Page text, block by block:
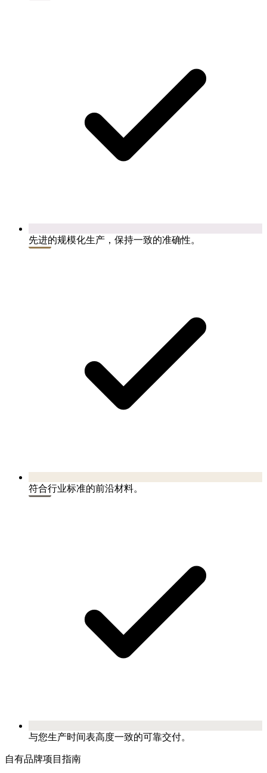
先进的规模化生产，保持一致的准确性。
符合行业标准的前沿材料。
与您生产时间表高度一致的可靠交付。
自有品牌项目指南